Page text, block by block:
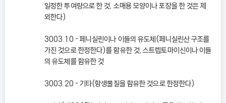
일정한 투여량으로 한 것, 소매용 모양이나 포장을 한 것은 제
외한다)
3003.10 - 페니실린이나 이들의 유도체(페니실린산 구조를
가진 것으로 한정한다)를 함유한 것, 스트렙토마이신이나 이들
의 유도체를 함유한 것
3003.20 - 기타(항생물질을 함유한 것으로 한정한다)